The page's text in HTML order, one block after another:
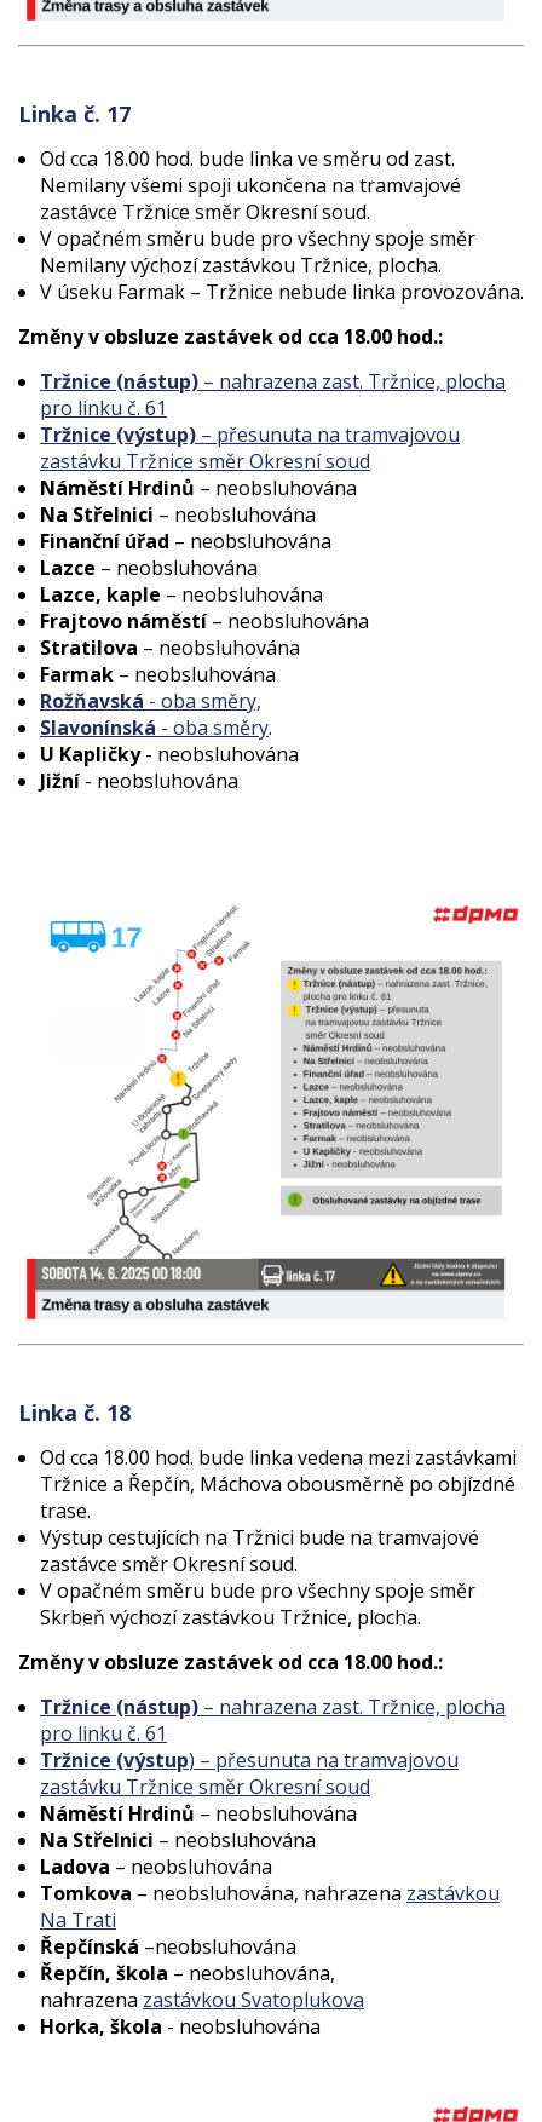
Linka č. 17
Od cca 18.00 hod. bude linka ve směru od zast.
Nemilany všemi spoji ukončena na tramvajové
zastávce Tržnice směr Okresní soud.
V opačném směru bude pro všechny spoje směr
Nemilany výchozí zastávkou Tržnice, plocha.
V úseku Farmak – Tržnice nebude linka provozována.
Změny v obsluze zastávek od cca 18.00 hod.:
Tržnice (nástup) – nahrazena zast. Tržnice, plocha
pro linku č. 61
Tržnice (výstup) – přesunuta na tramvajovou
zastávku Tržnice směr Okresní soud
Náměstí Hrdinů – neobsluhována
Na Střelnici – neobsluhována
Finanční úřad – neobsluhována
Lazce – neobsluhována
Lazce, kaple – neobsluhována
Frajtovo náměstí – neobsluhována
Stratilova – neobsluhována
Farmak – neobsluhována
Rožňavská - oba směry,
Slavonínská - oba směry.
U Kapličky- neobsluhována
Jižní - neobsluhována
Linka č. 18
Od cca 18.00 hod. bude linka vedena mezi zastávkami
Tržnice a Řepčín, Máchova obousměrně po objízdné
trase.
Výstup cestujících na Tržnici bude na tramvajové
zastávce směr Okresní soud.
V opačném směru bude pro všechny spoje směr
Skrbeň výchozí zastávkou Tržnice, plocha.
Změny v obsluze zastávek od cca 18.00 hod.:
Tržnice (nástup) – nahrazena zast. Tržnice, plocha
pro linku č. 61
Tržnice (výstup) – přesunuta na tramvajovou
zastávku Tržnice směr Okresní soud
Náměstí Hrdinů – neobsluhována
Na Střelnici – neobsluhována
Ladova – neobsluhována
Tomkova – neobsluhována, nahrazena zastávkou
Na Trati
Řepčínská –neobsluhována
Řepčín, škola – neobsluhována,
nahrazena zastávkou Svatoplukova
Horka, škola - neobsluhována